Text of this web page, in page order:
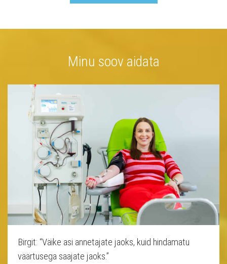
Minu soov aidata
Birgit: “Väike asi annetajate jaoks, kuid hindamatu
väärtusega saajate jaoks.”